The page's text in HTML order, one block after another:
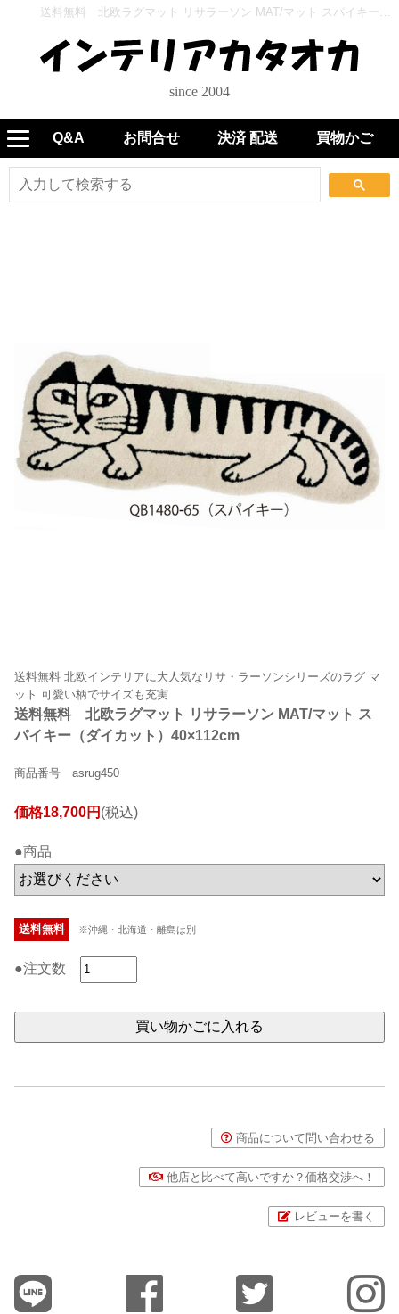
送料無料 北欧ラグマット リサラーソン MAT/マット スパイキー（ダイカット）40×112cm - インテリアカタオカ
since 2004
送料無料 北欧インテリアに大人気なリサ・ラーソンシリーズのラグ マ
ット 可愛い柄でサイズも充実
送料無料 北欧ラグマット リサラーソン MAT/マット ス
パイキー（ダイカット）40×112cm
商品番号 asrug450
価格18,700円 (税込)
●商品
送料無料 ※沖縄・北海道・離島は別
●注文数
商品について問い合わせる
他店と比べて高いですか？価格交渉へ！
レビューを書く
Q&A お問合せ 決済 配送 買物かご